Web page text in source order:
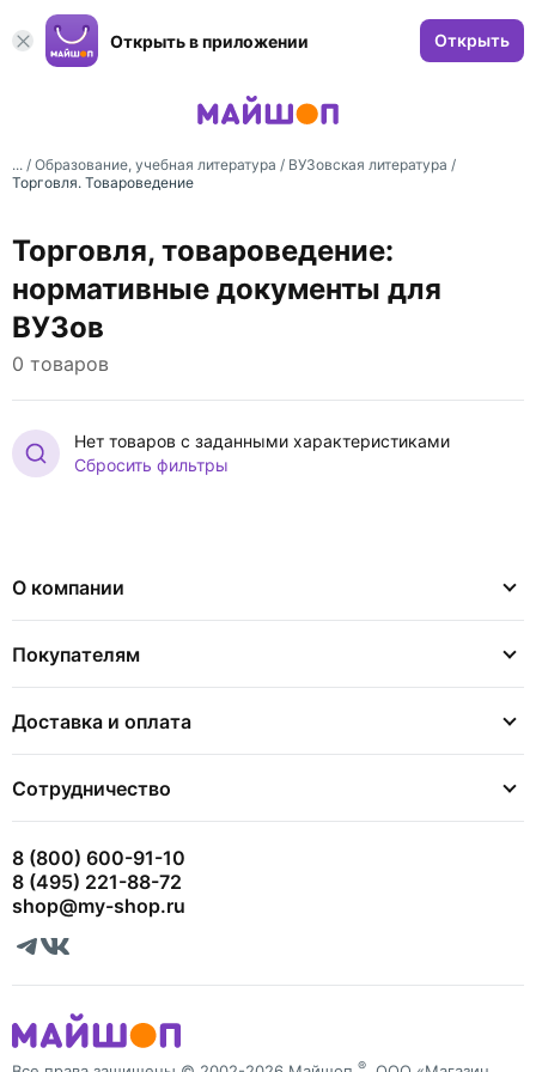
Открыть в приложении Открыть
... / Образование, учебная литература / ВУЗовская литература /
Торговля. Товароведение
Торговля, товароведение:
нормативные документы для
ВУЗов
0 товаров
Нет товаров с заданными характеристиками
Сбросить фильтры
О компании
Покупателям
Доставка и оплата
Сотрудничество
8 (800) 600-91-10
8 (495) 221-88-72
shop@my-shop.ru
®